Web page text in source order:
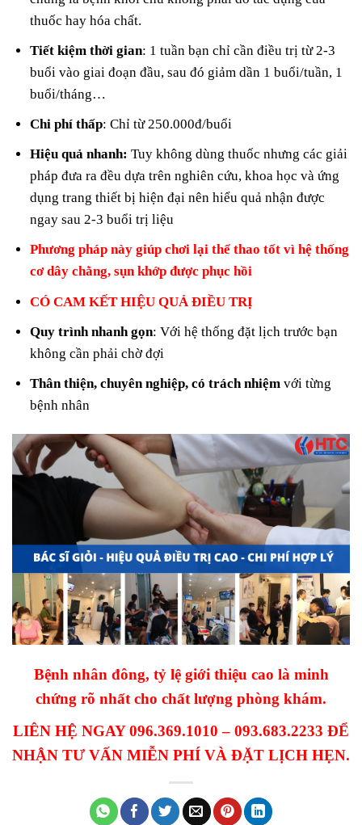
thuốc hay hóa chất.
Tiết kiệm thời gian: 1 tuần bạn chỉ cần điều trị từ 2-3
buổi vào giai đoạn đầu, sau đó giảm dần 1 buổi/tuần, 1
buổi/tháng…
Chi phí thấp: Chỉ từ 250.000đ/buổi
Hiệu quả nhanh: Tuy không dùng thuốc nhưng các giải
pháp đưa ra đều dựa trên nghiên cứu, khoa học và ứng
dụng trang thiết bị hiện đại nên hiểu quả nhận được
ngay sau 2-3 buổi trị liệu
Phương pháp này giúp chơi lại thể thao tốt vì hệ thống
cơ dây chằng, sụn khớp được phục hồi
CÓ CAM KẾT HIỆU QUẢ ĐIỀU TRỊ
Quy trình nhanh gọn: Với hệ thống đặt lịch trước bạn
không cần phải chờ đợi
Thân thiện, chuyên nghiệp, có trách nhiệm với từng
bệnh nhân
Bệnh nhân đông, tỷ lệ giới thiệu cao là minh
chứng rõ nhất cho chất lượng phòng khám.
LIÊN HỆ NGAY 096.369.1010 – 093.683.2233 ĐỂ
NHẬN TƯ VẤN MIỄN PHÍ VÀ ĐẶT LỊCH HẸN.